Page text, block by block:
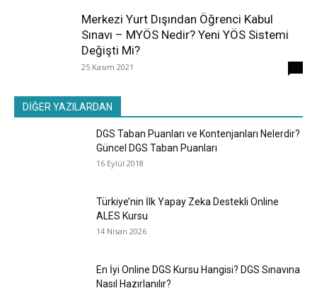
Merkezi Yurt Dışından Öğrenci Kabul
Sınavı – MYÖS Nedir? Yeni YÖS Sistemi
Değişti Mi?
25 Kasım 2021
DİĞER YAZILARDAN
DGS Taban Puanları ve Kontenjanları Nelerdir?
Güncel DGS Taban Puanları
16 Eylül 2018
Türkiye’nin İlk Yapay Zeka Destekli Online
ALES Kursu
14 Nisan 2026
En İyi Online DGS Kursu Hangisi? DGS Sınavına
Nasıl Hazırlanılır?